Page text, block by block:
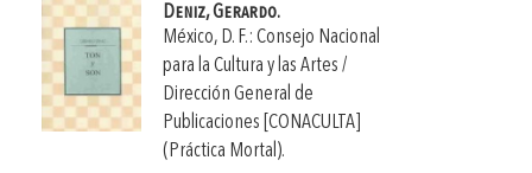
Deniz, Gerardo.
México, D. F.: Consejo Nacional
para la Cultura y las Artes /
Dirección General de
Publicaciones [CONACULTA]
(Práctica Mortal).